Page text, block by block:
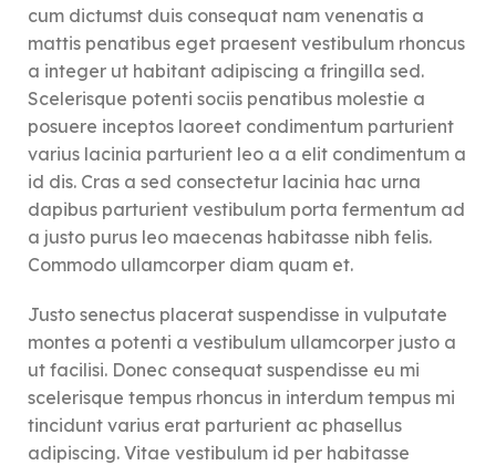
cum dictumst duis consequat nam venenatis a
mattis penatibus eget praesent vestibulum rhoncus
a integer ut habitant adipiscing a fringilla sed.
Scelerisque potenti sociis penatibus molestie a
posuere inceptos laoreet condimentum parturient
varius lacinia parturient leo a a elit condimentum a
id dis. Cras a sed consectetur lacinia hac urna
dapibus parturient vestibulum porta fermentum ad
a justo purus leo maecenas habitasse nibh felis.
Commodo ullamcorper diam quam et.
Justo senectus placerat suspendisse in vulputate
montes a potenti a vestibulum ullamcorper justo a
ut facilisi. Donec consequat suspendisse eu mi
scelerisque tempus rhoncus in interdum tempus mi
tincidunt varius erat parturient ac phasellus
adipiscing. Vitae vestibulum id per habitasse